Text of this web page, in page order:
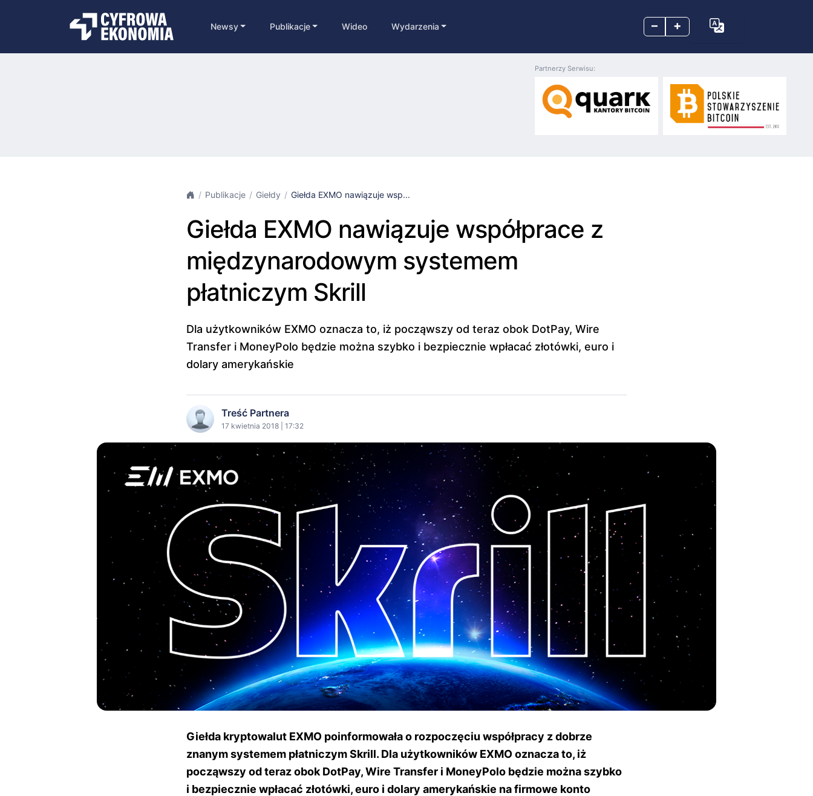
– +
Newsy Publikacje Wideo Wydarzenia
Partnerzy Serwisu:
Publikacje Giełdy Giełda EXMO nawiązuje wsp...
Giełda EXMO nawiązuje współprace z
międzynarodowym systemem
płatniczym Skrill
Dla użytkowników EXMO oznacza to, iż począwszy od teraz obok DotPay, Wire
Transfer i MoneyPolo będzie można szybko i bezpiecznie wpłacać złotówki, euro i
dolary amerykańskie
Treść Partnera
17 kwietnia 2018 | 17:32
Giełda kryptowalut EXMO poinformowała o rozpoczęciu współpracy z dobrze
znanym systemem płatniczym Skrill. Dla użytkowników EXMO oznacza to, iż
począwszy od teraz obok DotPay, Wire Transfer i MoneyPolo będzie można szybko
i bezpiecznie wpłacać złotówki, euro i dolary amerykańskie na firmowe konto